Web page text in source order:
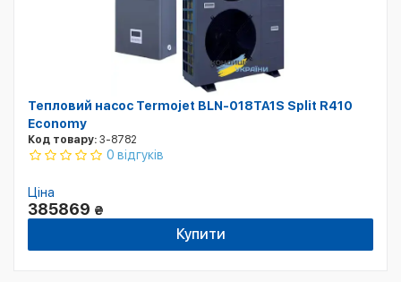
Тепловий насос Termojet BLN-018TA1S Split R410
Economy
Код товару: 3-8782
0 відгуків
Ціна
385869 ₴
Купити